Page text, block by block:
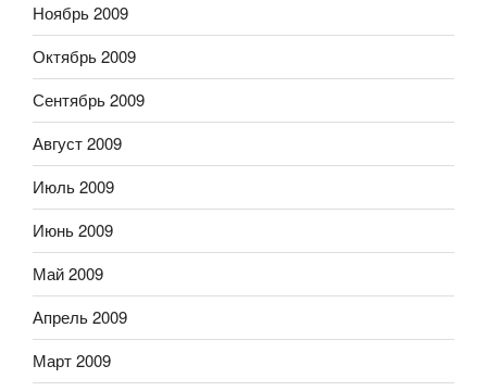
Ноябрь 2009
Октябрь 2009
Сентябрь 2009
Август 2009
Июль 2009
Июнь 2009
Май 2009
Апрель 2009
Март 2009